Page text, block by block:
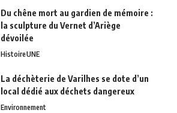
Du chêne mort au gardien de mémoire :
la sculpture du Vernet d’Ariège
dévoilée
HistoireUNE
La déchèterie de Varilhes se dote d’un
local dédié aux déchets dangereux
Environnement